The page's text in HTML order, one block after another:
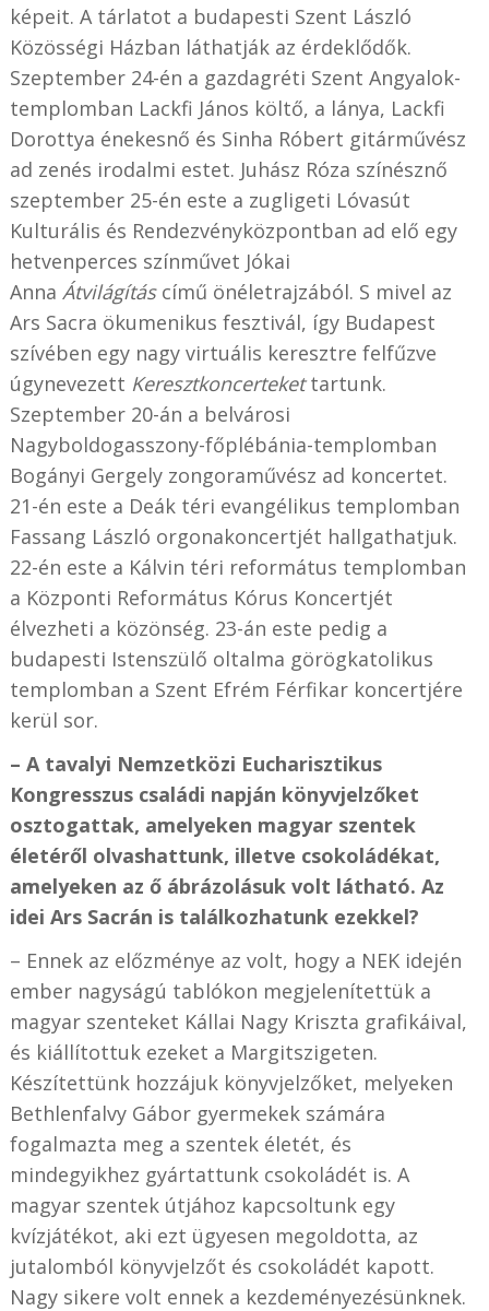
képeit. A tárlatot a budapesti Szent László
Közösségi Házban láthatják az érdeklődők.
Szeptember 24-én a gazdagréti Szent Angyalok-
templomban Lackfi János költő, a lánya, Lackfi
Dorottya énekesnő és Sinha Róbert gitárművész
ad zenés irodalmi estet. Juhász Róza színésznő
szeptember 25-én este a zugligeti Lóvasút
Kulturális és Rendezvényközpontban ad elő egy
hetvenperces színművet Jókai
Anna Átvilágításcímű önéletrajzából. S mivel az
Ars Sacra ökumenikus fesztivál, így Budapest
szívében egy nagy virtuális keresztre felfűzve
úgynevezett Keresztkoncertekettartunk.
Szeptember 20-án a belvárosi
Nagyboldogasszony-főplébánia-templomban
Bogányi Gergely zongoraművész ad koncertet.
21-én este a Deák téri evangélikus templomban
Fassang László orgonakoncertjét hallgathatjuk.
22-én este a Kálvin téri református templomban
a Központi Református Kórus Koncertjét
élvezheti a közönség. 23-án este pedig a
budapesti Istenszülő oltalma görögkatolikus
templomban a Szent Efrém Férfikar koncertjére
kerül sor.
– A tavalyi Nemzetközi Eucharisztikus
Kongresszus családi napján könyvjelzőket
osztogattak, amelyeken magyar szentek
életéről olvashattunk, illetve csokoládékat,
amelyeken az ő ábrázolásuk volt látható. Az
idei Ars Sacrán is találkozhatunk ezekkel?
– Ennek az előzménye az volt, hogy a NEK idején
ember nagyságú tablókon megjelenítettük a
magyar szenteket Kállai Nagy Kriszta grafikáival,
és kiállítottuk ezeket a Margitszigeten.
Készítettünk hozzájuk könyvjelzőket, melyeken
Bethlenfalvy Gábor gyermekek számára
fogalmazta meg a szentek életét, és
mindegyikhez gyártattunk csokoládét is. A
magyar szentek útjához kapcsoltunk egy
kvízjátékot, aki ezt ügyesen megoldotta, az
jutalomból könyvjelzőt és csokoládét kapott.
Nagy sikere volt ennek a kezdeményezésünknek.